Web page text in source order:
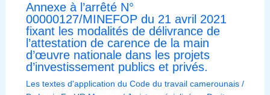
Annexe à l’arrêté N°
00000127/MINEFOP du 21 avril 2021
fixant les modalités de délivrance de
l’attestation de carence de la main
d’œuvre nationale dans les projets
d’investissement publics et privés.
Les textes d'application du Code du travail camerounais/